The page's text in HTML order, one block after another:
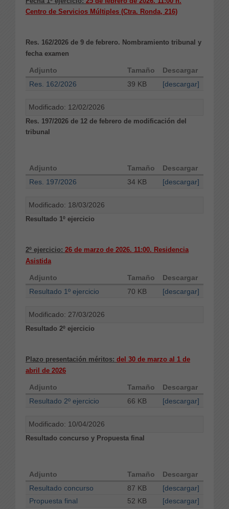
Centro de Servicios Múltiples (Ctra. Ronda, 216)
Res. 162/2026 de 9 de febrero. Nombramiento tribunal y
fecha examen
Adjunto Tamaño
Descargar
Res. 162/2026
39 KB [descargar]
Modificado: 12/02/2026
Res. 197/2026 de 12 de febrero de modificación del
tribunal
Adjunto Tamaño
Descargar
Res. 197/2026
34 KB [descargar]
Modificado: 18/03/2026
Resultado 1º ejercicio
2º ejercicio: 26 de marzo de 2026. 11:00. Residencia
Asistida
Adjunto Tamaño
Descargar
Resultado 1º ejercicio
70 KB [descargar]
Modificado: 27/03/2026
Resultado 2º ejercicio
Plazo presentación méritos: del 30 de marzo al 1 de
abril de 2026
Adjunto Tamaño
Descargar
Resultado 2º ejercicio
66 KB [descargar]
Modificado: 10/04/2026
Resultado concurso y Propuesta final
Adjunto Tamaño
Descargar
Resultado concurso
87 KB
[descargar]
Propuesta final
52 KB [descargar]